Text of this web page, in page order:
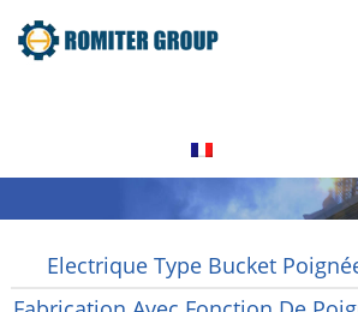
Electrique Type Bucket